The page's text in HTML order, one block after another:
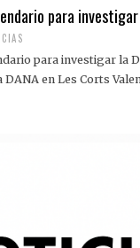
para investigar
para investigar la
en Les Corts